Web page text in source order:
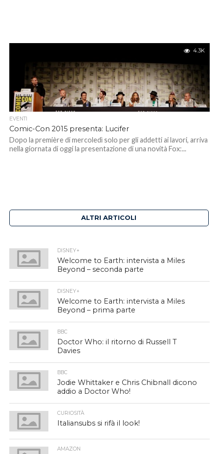
4.3K
EVENTI
Comic-Con 2015 presenta: Lucifer
Dopo la première di mercoledì solo per gli addetti ai lavori, arriva
nella giornata di oggi la presentazione di una novità Fox:...
ALTRI ARTICOLI
DISNEY+
Welcome to Earth: intervista a Miles
Beyond – seconda parte
DISNEY+
Welcome to Earth: intervista a Miles
Beyond – prima parte
BBC
Doctor Who: il ritorno di Russell T
Davies
BBC
Jodie Whittaker e Chris Chibnall dicono
addio a Doctor Who!
CURIOSITÀ
Italiansubs si rifà il look!
AMAZON